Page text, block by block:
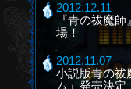
2012.12.11
『青の祓魔
場！
2012.11.07
小説版青の祓
ム」発売決定